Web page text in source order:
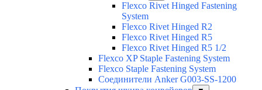
Flexco Rivet Hinged Fastening
System
Flexco Rivet Hinged R2
Flexco Rivet Hinged R5
Flexco Rivet Hinged R5 1/2
Flexco XP Staple Fastening System
Flexco Staple Fastening System
Соединители Anker G003-SS-1200